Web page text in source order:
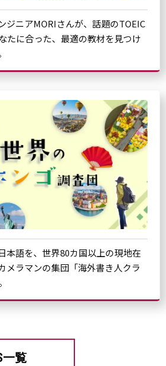
ジニアMORIさんが、話題のTOEIC
たに合った、最適の教材を見つけ
本語を、世界80カ国以上の現地在
メラマンの集団「海外書き人クラ
一覧